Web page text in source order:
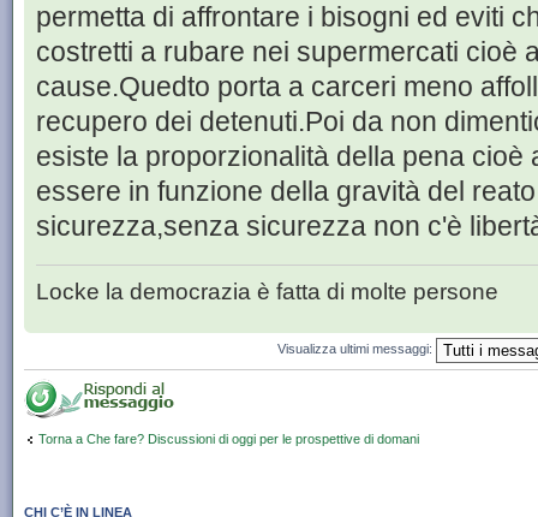
permetta di affrontare i bisogni ed eviti
costretti a rubare nei supermercati cioè
cause.Quedto porta a carceri meno
recupero dei detenuti.Poi da non
esiste la proporzionalità della pena cioè
essere in funzione della gravità del
sicurezza,senza sicurezza non c'è
Locke la democrazia è fatta di molte persone
Visualizza ultimi messaggi:
Torna a Che fare? Discussioni di oggi per le prospettive di domani
CHI C’È IN LINEA